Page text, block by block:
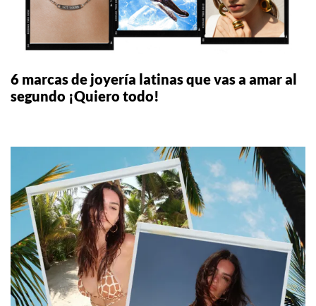
6 marcas de joyería latinas que vas a amar al
segundo ¡Quiero todo!